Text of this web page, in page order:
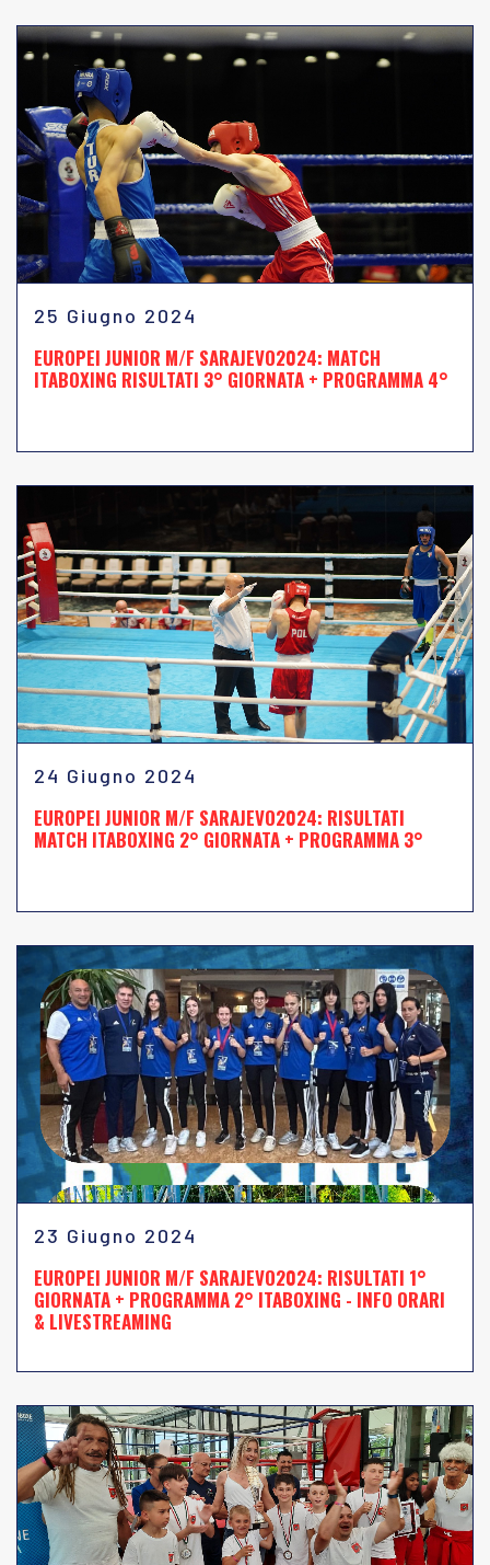
25 Giugno 2024
EUROPEI JUNIOR M/F SARAJEVO2024: MATCH
ITABOXING RISULTATI 3° GIORNATA + PROGRAMMA 4°
24 Giugno 2024
EUROPEI JUNIOR M/F SARAJEVO2024: RISULTATI
MATCH ITABOXING 2° GIORNATA + PROGRAMMA 3°
23 Giugno 2024
EUROPEI JUNIOR M/F SARAJEVO2024: RISULTATI 1°
GIORNATA + PROGRAMMA 2° ITABOXING - INFO ORARI
& LIVESTREAMING